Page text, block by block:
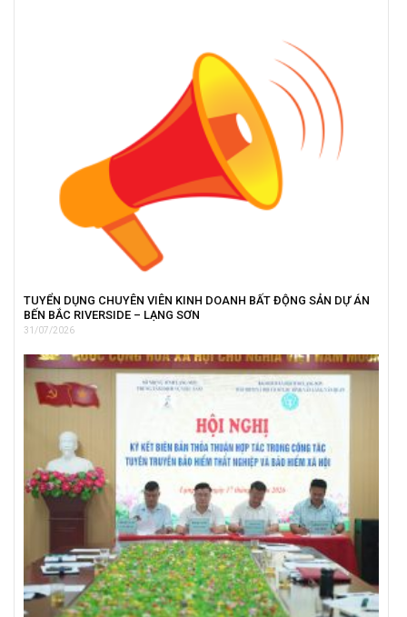
TUYỂN DỤNG CHUYÊN VIÊN KINH DOANH BẤT ĐỘNG SẢN DỰ ÁN
BẾN BẮC RIVERSIDE – LẠNG SƠN
31/07/2026